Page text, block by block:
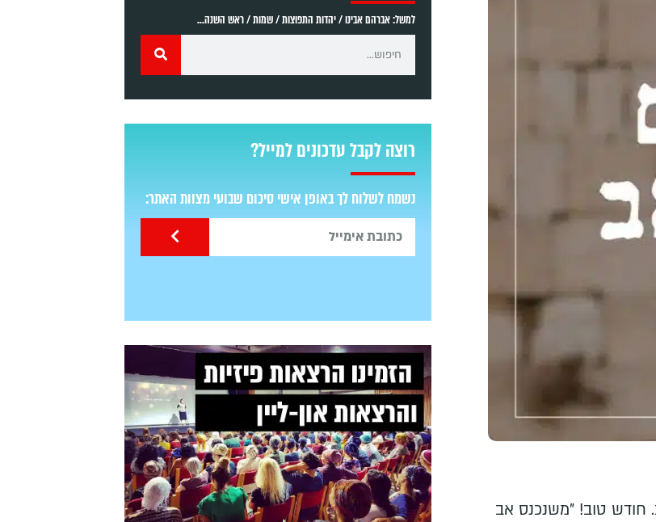
5 דברים על חודש אב, שמתחיל היום 1.⁠ חודש טוב! ⁠"משנכנס אב
למשל: אברהם אבינו / יהדות התפוצות / שמות / ראש השנה...
רוצה לקבל עדכונים למייל?
נשמח לשלוח לך באופן אישי סיכום שבועי מצוות האתר: